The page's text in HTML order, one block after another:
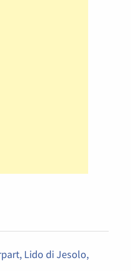
Lido di Jesolo,